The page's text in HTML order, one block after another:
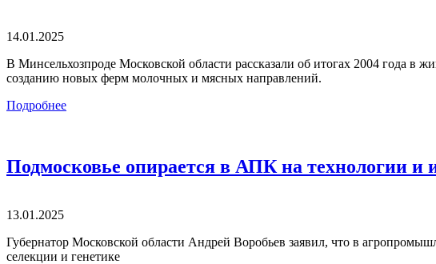
14.01.2025
В Минсельхозпроде Московской области рассказали об итогах 2004 года
созданию новых ферм молочных и мясных направлений.
Подробнее
Подмосковье опирается в АПК на технологии и
13.01.2025
Губернатор Московской области Андрей Воробьев заявил, что в
селекции и генетике